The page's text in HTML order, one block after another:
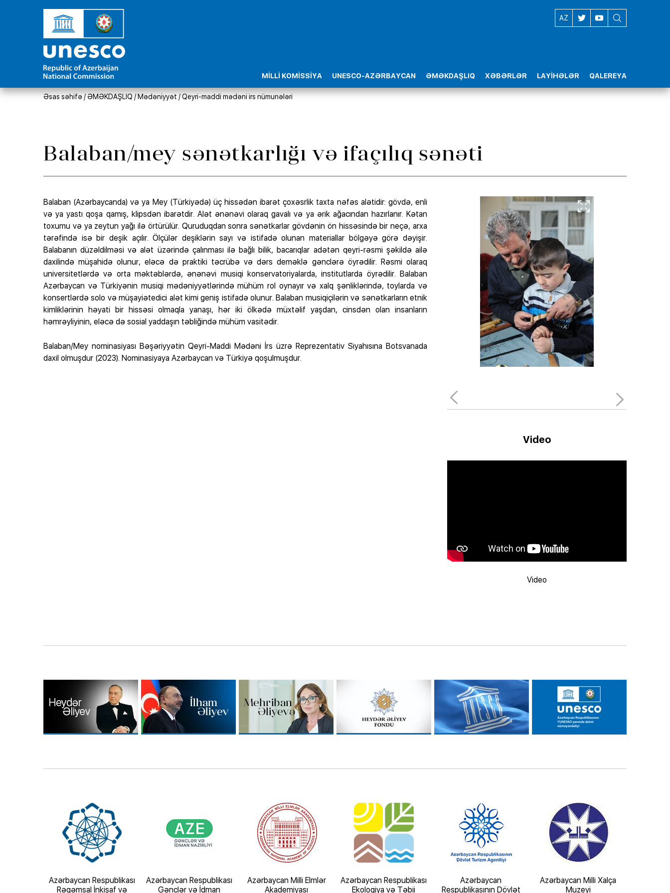
AZ
EN
MİLLİ KOMİSSİYA UNESCO-AZƏRBAYCAN ƏMƏKDAŞLIQ XƏBƏRLƏR LAYİHƏLƏR QALEREYA
Əsas səhifə / ƏMƏKDAŞLIQ / Mədəniyyət /Qeyri-maddi mədəni irs nümunələri
Balaban/mey sənətkarlığı və ifaçılıq sənəti
Balaban (Azərbaycanda) və ya Mey (Türkiyədə) üç hissədən ibarət çoxəsrlik taxta nəfəs alətidir: gövdə, enli
və ya yastı qoşa qamış, klipsdən ibarətdir. Alət ənənəvi olaraq gavalı və ya ərik ağacından hazırlanır. Kətan
toxumu və ya zeytun yağı ilə örtürülür. Quruduqdan sonra sənətkarlar gövdənin ön hissəsində bir neçə, arxa
tərəfində isə bir deşik açılır. Ölçülər deşiklərin sayı və istifadə olunan materiallar bölgəyə görə dəyişir.
Balabanın düzəldilməsi və alət üzərində çalınması ilə bağlı bilik, bacarıqlar adətən qeyri-rəsmi şəkildə ailə
daxilində müşahidə olunur, eləcə də praktiki təcrübə və dərs deməklə gənclərə öyrədilir. Rəsmi olaraq
universitetlərdə və orta məktəblərdə, ənənəvi musiqi konservatoriyalarda, institutlarda öyrədilir. Balaban
Azərbaycan və Türkiyənin musiqi mədəniyyətlərində mühüm rol oynayır və xalq şənliklərində, toylarda və
konsertlərdə solo və müşayiətedici alət kimi geniş istifadə olunur. Balaban musiqiçilərin və sənətkarların etnik
kimliklərinin həyati bir hissəsi olmaqla yanaşı, hər iki ölkədə müxtəlif yaşdan, cinsdən olan insanların
həmrəyliyinin, eləcə də sosial yaddaşın təbliğində mühüm vasitədir.
Balaban/Mey nominasiyası Bəşəriyyətin Qeyri-Maddi Mədəni İrs üzrə Reprezentativ Siyahısına Botsvanada
daxil olmuşdur (2023). Nominasiyaya Azərbaycan və Türkiyə qoşulmuşdur.
Video
Video
Azərbaycan Respublikası
Rəqəmsal İnkişaf və
Azərbaycan Respublikası
Gənclər və İdman
Azərbaycan Milli Elmlər
Akademiyası
Azərbaycan Respublikası
Ekologiya və Təbii
Azərbaycan
Respublikasının Dövlət
Azərbaycan Milli Xalça
Muzeyi